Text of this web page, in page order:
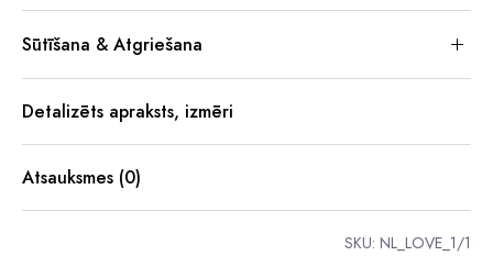
Sūtīšana & Atgriešana
Detalizēts apraksts, izmēri
Atsauksmes (0)
SKU: NL_LOVE_1/1